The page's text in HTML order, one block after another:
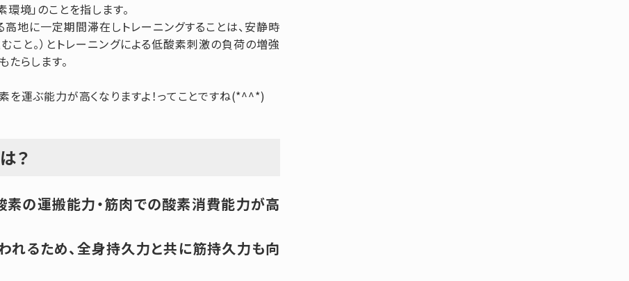
境」のことを指します。
地に一定期間滞在しトレーニングすることは、安静時
と。）とトレーニングによる低酸素刺激の負荷の増強
らします。
を運ぶ能力が高くなりますよ！ってことですね(*^^*)
？
素の運搬能力・筋肉での酸素消費能力が高
るため、全身持久力と共に筋持久力も向